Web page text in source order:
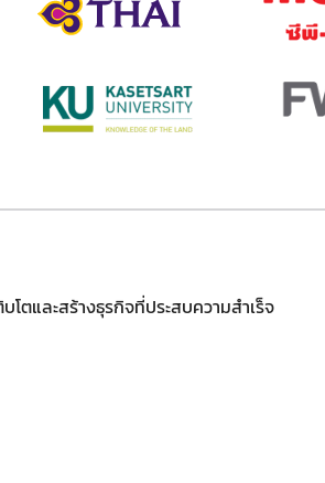
โตและสร้างธุรกิจที่ประสบความสำเร็จ